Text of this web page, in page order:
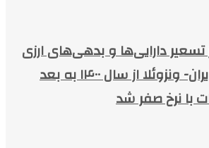
دارایی‌ها و بدهی‌های ارزی
بانک مشترک ایران- ونزوئلا از سال ۱۴۰۰ به بعد
با نرخ صفر شد